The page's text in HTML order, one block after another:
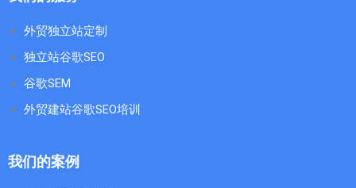
外贸独立站定制
独立站谷歌SEO
谷歌SEM
外贸建站谷歌SEO培训
我们的案例